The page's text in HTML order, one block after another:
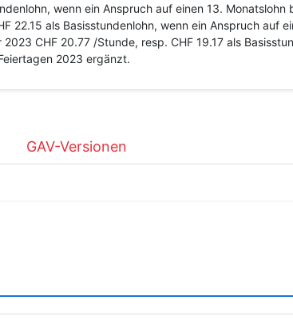
wenn ein Anspruch auf einen 13. Monatslohn
22.15 als Basisstundenlohn, wenn ein Anspruch auf
CHF 20.77 /Stunde, resp. CHF 19.17 als
2023 ergänzt.
GAV-Versionen